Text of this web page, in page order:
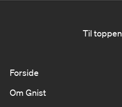
Til toppen
Forside
Om Gnist